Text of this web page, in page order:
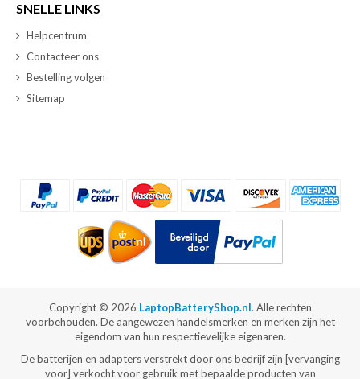
SNELLE LINKS
Helpcentrum
Contacteer ons
Bestelling volgen
Sitemap
Copyright © 2026 LaptopBatteryShop.nl. Alle rechten
voorbehouden. De aangewezen handelsmerken en merken zijn het
eigendom van hun respectievelijke eigenaren.
De batterijen en adapters verstrekt door ons bedrijf zijn [vervanging
voor] verkocht voor gebruik met bepaalde producten van